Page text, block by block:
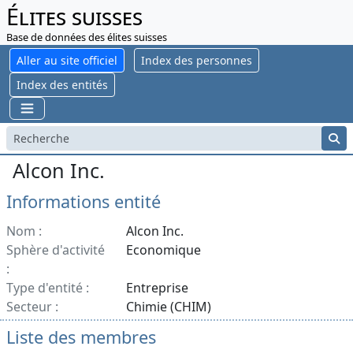
Élites suisses
Base de données des élites suisses
Aller au site officiel
Index des personnes
Index des entités
Alcon Inc.
Informations entité
Nom :
Alcon Inc.
Sphère d'activité
:
Economique
Type d'entité :
Entreprise
Secteur :
Chimie (CHIM)
Liste des membres